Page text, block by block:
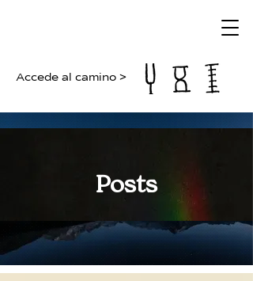
Accede al camino >
Posts